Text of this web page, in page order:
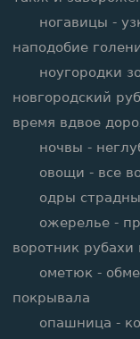
ногавицы -
наподобие
ноугородки
новгородский
время вдвое
ночвы -
овощи - все
одры страдные
ожерелье -
воротник рубахи
ометюк -
покрывала
опашница -